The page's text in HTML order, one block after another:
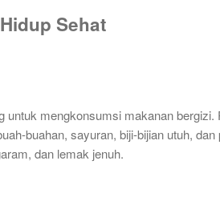
Sehat
untuk mengkonsumsi makanan bergizi.
buahan, sayuran, biji-bijian utuh, dan
dan lemak jenuh.